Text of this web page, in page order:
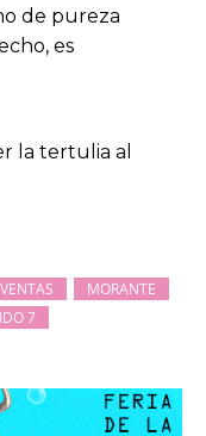
de pureza
es
la tertulia al
MORANTE
7